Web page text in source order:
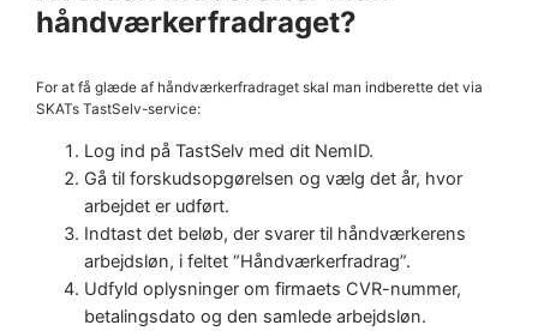
håndværkerfradraget?
For at få glæde af håndværkerfradraget skal man indberette det via
SKATs TastSelv-service:
Log ind på TastSelv med dit NemID.
Gå til forskudsopgørelsen og vælg det år, hvor
arbejdet er udført.
Indtast det beløb, der svarer til håndværkerens
arbejdsløn, i feltet “Håndværkerfradrag”.
Udfyld oplysninger om firmaets CVR-nummer,
betalingsdato og den samlede arbejdsløn.